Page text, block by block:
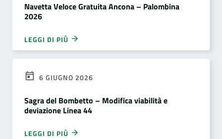
Navetta Veloce Gratuita Ancona – Palombina
2026
LEGGI DI PIÙ
6 GIUGNO 2026
Sagra del Bombetto – Modifica viabilità e
deviazione Linea 44
LEGGI DI PIÙ